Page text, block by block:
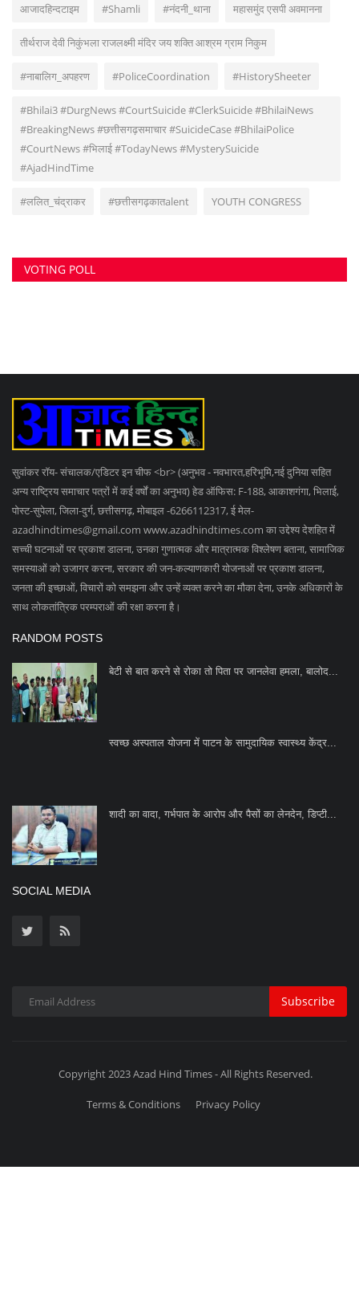
आजादहिन्दटाइम #Shamli #नंदनी_थाना महासमुंद एसपी अवमानना
तीर्थराज देवी निकुंभला राजलक्ष्मी मंदिर जय शक्ति आश्रम ग्राम निकुम
#नाबालिग_अपहरण #PoliceCoordination #HistorySheeter
#Bhilai3 #DurgNews #CourtSuicide #ClerkSuicide #BhilaiNews
#BreakingNews #छत्तीसगढ़समाचार #SuicideCase #BhilaiPolice
#CourtNews #भिलाई #TodayNews #MysterySuicide
#AjadHindTime
#ललित_चंद्राकर #छत्तीसगढ़कातalent YOUTH CONGRESS
VOTING POLL
सुवांकर रॉय- संचालक/एडिटर इन चीफ <br> (अनुभव - नवभारत,हरिभूमि,नई दुनिया सहित
अन्य राष्ट्रिय समाचार पत्रों में कई वर्षों का अनुभव) हेड ऑफिस: F-188, आकाशगंगा, भिलाई,
पोस्ट-सुपेला, जिला-दुर्ग, छत्तीसगढ़, मोबाइल -6266112317, ई मेल-
azadhindtimes@gmail.com www.azadhindtimes.com का उद्देश्य देशहित में
सच्ची घटनाओं पर प्रकाश डालना, उनका गुणात्मक और मात्रात्मक विश्लेषण बताना, सामाजिक
समस्याओं को उजागर करना, सरकार की जन-कल्याणकारी योजनाओं पर प्रकाश डालना,
जनता की इच्छाओं, विचारों को समझना और उन्हें व्यक्त करने का मौका देना, उनके अधिकारों के
साथ लोकतांत्रिक परम्पराओं की रक्षा करना है।
RANDOM POSTS
बेटी से बात करने से रोका तो पिता पर जानलेवा हमला, बालोद...
स्वच्छ अस्पताल योजना में पाटन के सामुदायिक स्वास्थ्य केंद्र...
शादी का वादा, गर्भपात के आरोप और पैसों का लेनदेन, डिप्टी...
SOCIAL MEDIA
Subscribe
Copyright 2023 Azad Hind Times - All Rights Reserved.
Terms & Conditions Privacy Policy